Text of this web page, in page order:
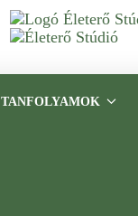
Életerő
Gyógymasszázs,
TANFOLYAMOK